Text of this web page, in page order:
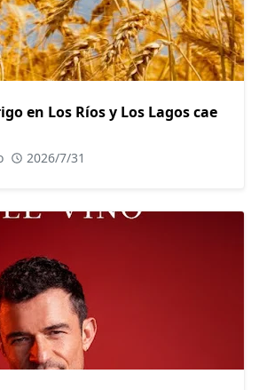
en Los Ríos y Los Lagos cae
2026/7/31